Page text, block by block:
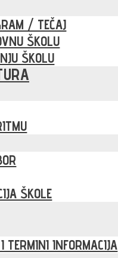
/ TEČAJ
ŠKOLU
ŠKOLU
ŠKOLE
TERMINI INFORMACIJA